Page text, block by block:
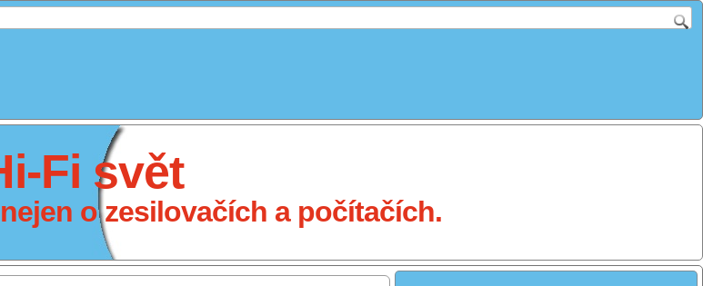
Fi svět
o zesilovačích a počítačích.